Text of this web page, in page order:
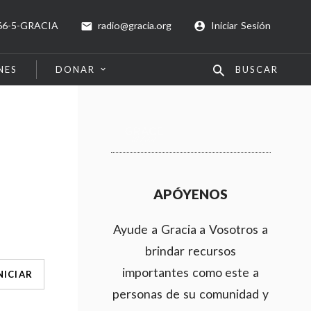
5-GRACIA radio@gracia.org Iniciar Sesión
DONAR BUSCAR
APÓYENOS
Ayude a Gracia a Vosotros a
brindar recursos
importantes como este a
personas de su comunidad y